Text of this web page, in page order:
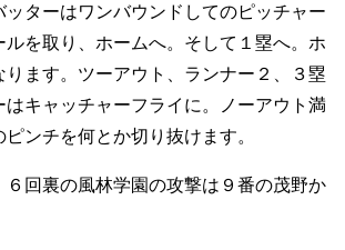
ッターはワンバウンドしてのピッチャー
ルを取り、ホームへ。そして１塁へ。ホ
ります。ツーアウト、ランナー２、３塁
はキャッチャーフライに。ノーアウト満
ンチを何とか切り抜けます。
６回裏の風林学園の攻撃は９番の茂野か